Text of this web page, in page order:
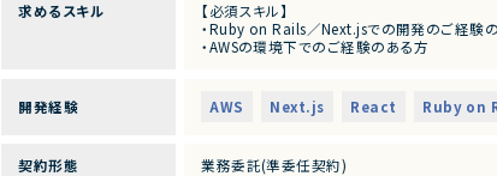
・エンハンスや新規機能開発（Ruby on Rails
・インフラ環境の構築（AWS）
・冗長化や高速化、監視の強化
・定例MTGへの参加
※チケットはやりたいことベースで書かれてお
※サーバーサイドとフロントエンドの割合は半
求めるスキル
【必須スキル】
・Ruby on Rails／Next.jsでの開発のご経験
・AWSの環境下でのご経験のある方
【あると望ましいスキル・経験】
・Ruby on Rails／Laravel／Next.jsでの開発
・リモート環境化下で働いたご経験のある方
開発経験 AWS Next.js React Ruby on
契約形態 業務委託(準委任契約)